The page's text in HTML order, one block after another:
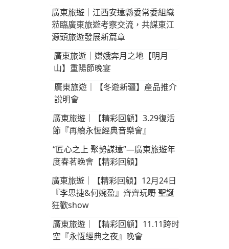
廣東旅遊｜江西安遠縣委常委組織
蒞臨廣東旅遊考察交流，共謀東江
源頭旅遊發展新篇章
廣東旅遊｜嫦娥奔月之地【明月
山】重陽節晚宴
廣東旅遊｜【冬遊新疆】產品推介
說明會
廣東旅遊｜【精彩回顧】3.29復活
節『再續永恆經典音樂會』
“匠心之上 聚勢謀遠”—廣東旅遊年
度春茗晚會【精彩回顧】
廣東旅遊｜【精彩回顧】12月24日
『李思捷&何婉盈』齊齊玩嘢 聖誕
狂歡show
廣東旅遊｜【精彩回顧】11.11跨时
空『永恆經典之夜』晚會